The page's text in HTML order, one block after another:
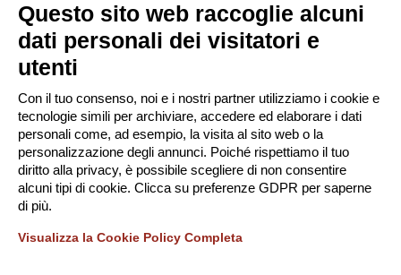
© Tinexta Innovation Hub S.p.A. 2026
P. IVA 02182620357
Società soggetta alla Direzione e Coordinamento di
Tinexta S.p.A.
Privacy Policy - Gestione Cookie
Questo sito web raccoglie alcuni
dati personali dei visitatori e
utenti
Con il tuo consenso, noi e i nostri partner utilizziamo i cookie e
tecnologie simili per archiviare, accedere ed elaborare i dati
personali come, ad esempio, la visita al sito web o la
personalizzazione degli annunci. Poiché rispettiamo il tuo
diritto alla privacy, è possibile scegliere di non consentire
alcuni tipi di cookie. Clicca su preferenze GDPR per saperne
di più.
Visualizza la Cookie Policy Completa